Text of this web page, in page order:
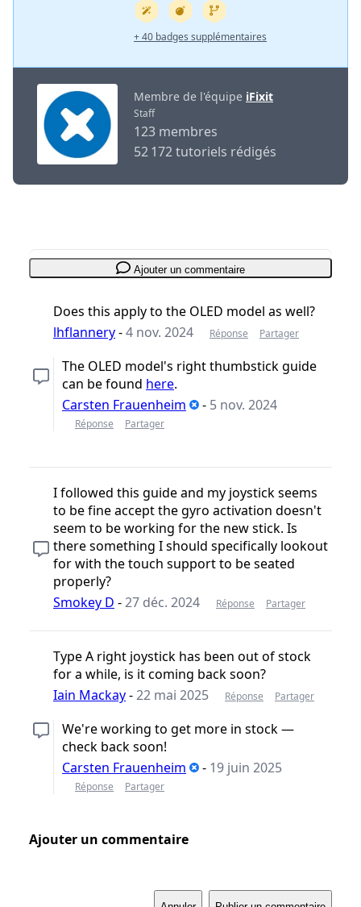
+ 40 badges supplémentaires
Membre de l'équipe iFixit
Staff
123 membres
52 172 tutoriels rédigés
Ajouter un commentaire
Does this apply to the OLED model as well?
lhflannery-4 nov. 2024 Réponse Partager
The OLED model's right thumbstick guide
can be found here.
Carsten Frauenheim
- 5 nov. 2024
Réponse Partager
I followed this guide and my joystick seems
to be fine accept the gyro activation doesn't
seem to be working for the new stick. Is
there something I should specifically lookout
for with the touch support to be seated
properly?
Smokey D -27 déc. 2024 Réponse Partager
Type A right joystick has been out of stock
for a while, is it coming back soon?
Iain Mackay-22 mai 2025 Réponse Partager
We're working to get more in stock —
check back soon!
Carsten Frauenheim
- 19 juin 2025
Réponse Partager
Ajouter un commentaire